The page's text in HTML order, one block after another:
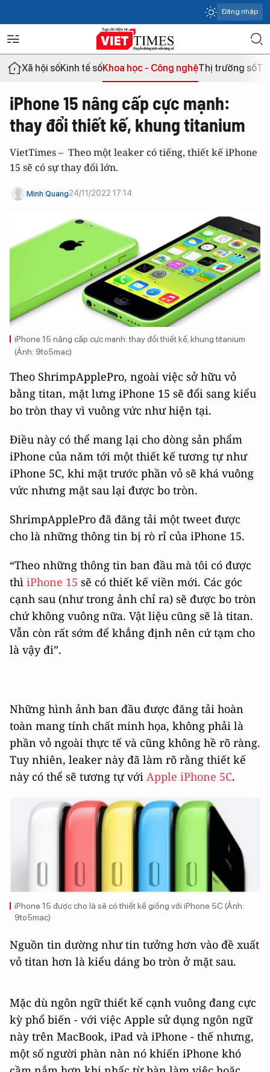
Đăng nhập
Xã hội sốKinh tế sốKhoa học - Công nghệThị trường số
iPhone 15 nâng cấp cực mạnh:
thay đổi thiết kế, khung titanium
VietTimes – Theo một leaker có tiếng, thiết kế iPhone
15 sẽ có sự thay đổi lớn.
Minh Quang24/11/2022 17:14
iPhone 15 nâng cấp cực mạnh: thay đổi thiết kế, khung titanium
(Ảnh: 9to5mac)
Theo ShrimpApplePro, ngoài việc sở hữu vỏ
bằng titan, mặt lưng iPhone 15 sẽ đổi sang kiểu
bo tròn thay vì vuông vức như hiện tại.
Điều này có thể mang lại cho dòng sản phẩm
iPhone của năm tới một thiết kế tương tự như
iPhone 5C, khi mặt trước phần vỏ sẽ khá vuông
vức nhưng mặt sau lại được bo tròn.
ShrimpApplePro đã đăng tải một tweet được
cho là những thông tin bị rò rỉ của iPhone 15.
“Theo những thông tin ban đầu mà tôi có được
thì iPhone 15 sẽ có thiết kế viền mới. Các góc
cạnh sau (như trong ảnh chỉ ra) sẽ được bo tròn
chứ không vuông nữa. Vật liệu cũng sẽ là titan.
Vẫn còn rất sớm để khẳng định nên cứ tạm cho
là vậy đi”.
Những hình ảnh ban đầu được đăng tải hoàn
toàn mang tính chất minh họa, không phải là
phần vỏ ngoài thực tế và cũng không hề rõ ràng.
Tuy nhiên, leaker này đã làm rõ rằng thiết kế
này có thể sẽ tương tự với Apple iPhone 5C.
iPhone 15 được cho là sẽ có thiết kế giống với iPhone 5C (Ảnh:
9to5mac)
Nguồn tin dường như tin tưởng hơn vào đề xuất
vỏ titan hơn là kiểu dáng bo tròn ở mặt sau.
Mặc dù ngôn ngữ thiết kế cạnh vuông đang cực
kỳ phổ biến - với việc Apple sử dụng ngôn ngữ
này trên MacBook, iPad và iPhone - thế nhưng,
một số người phàn nàn nó khiến iPhone khó